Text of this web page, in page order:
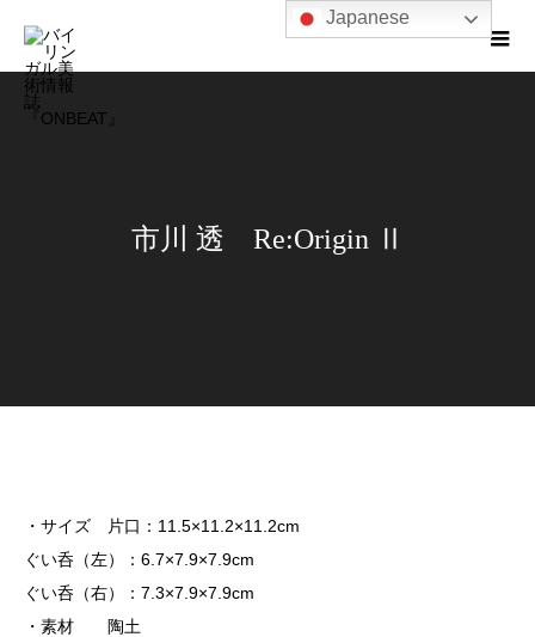
市川 透 Re:Origin Ⅱ
・サイズ 片口：11.5×11.2×11.2cm
ぐい呑（左）：6.7×7.9×7.9cm
ぐい呑（右）：7.3×7.9×7.9cm
・素材 陶土
Japanese